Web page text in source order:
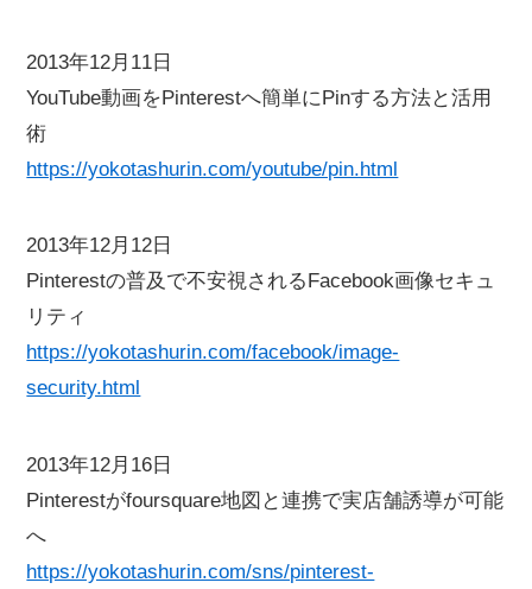
2013年12月11日
YouTube動画をPinterestへ簡単にPinする方法と活用
術
https://yokotashurin.com/youtube/pin.html
2013年12月12日
Pinterestの普及で不安視されるFacebook画像セキュ
リティ
https://yokotashurin.com/facebook/image-
security.html
2013年12月16日
Pinterestがfoursquare地図と連携で実店舗誘導が可能
へ
https://yokotashurin.com/sns/pinterest-